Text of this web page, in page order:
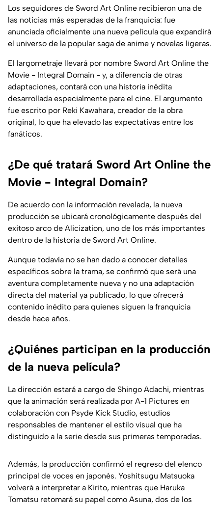
Los seguidores de Sword Art Online recibieron una de
las noticias más esperadas de la franquicia: fue
anunciada oficialmente una nueva película que expandirá
el universo de la popular saga de anime y novelas ligeras.
El largometraje llevará por nombre Sword Art Online the
Movie - Integral Domain - y, a diferencia de otras
adaptaciones, contará con una historia inédita
desarrollada especialmente para el cine. El argumento
fue escrito por Reki Kawahara, creador de la obra
original, lo que ha elevado las expectativas entre los
fanáticos.
¿De qué tratará Sword Art Online the
Movie - Integral Domain?
De acuerdo con la información revelada, la nueva
producción se ubicará cronológicamente después del
exitoso arco de Alicization, uno de los más importantes
dentro de la historia de Sword Art Online.
Aunque todavía no se han dado a conocer detalles
específicos sobre la trama, se confirmó que será una
aventura completamente nueva y no una adaptación
directa del material ya publicado, lo que ofrecerá
contenido inédito para quienes siguen la franquicia
desde hace años.
¿Quiénes participan en la producción
de la nueva película?
La dirección estará a cargo de Shingo Adachi, mientras
que la animación será realizada por A-1 Pictures en
colaboración con Psyde Kick Studio, estudios
responsables de mantener el estilo visual que ha
distinguido a la serie desde sus primeras temporadas.
Además, la producción confirmó el regreso del elenco
principal de voces en japonés. Yoshitsugu Matsuoka
volverá a interpretar a Kirito, mientras que Haruka
Tomatsu retomará su papel como Asuna, dos de los